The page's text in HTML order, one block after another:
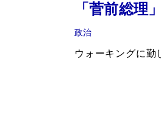
「菅前総理
政治
ウォーキングに勤